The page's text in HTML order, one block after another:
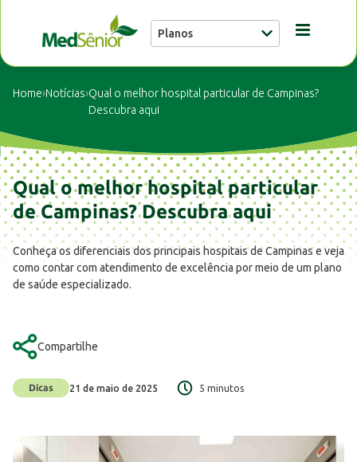
Planos
Unidades
Notícias
Home›Notícias›Qual o melhor hospital particular de Campinas?
Descubra aqui
Qual o melhor hospital particular
de Campinas? Descubra aqui
Conheça os diferenciais dos principais hospitais de Campinas e veja
como contar com atendimento de excelência por meio de um plano
de saúde especializado.
Compartilhe
21 de maio de 2025 5 minutos
Dicas